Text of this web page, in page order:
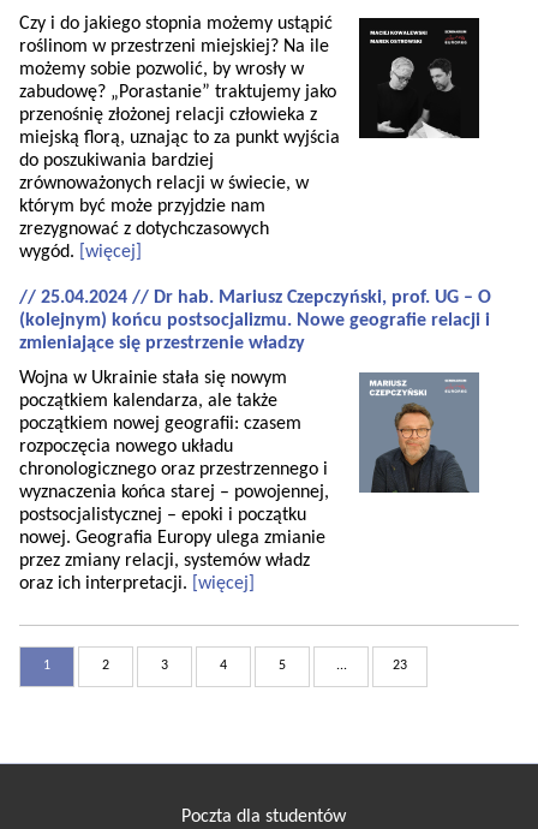
Czy i do jakiego stopnia możemy ustąpić
roślinom w przestrzeni miejskiej? Na ile
możemy sobie pozwolić, by wrosły w
zabudowę? „Porastanie” traktujemy jako
przenośnię złożonej relacji człowieka z
miejską florą, uznając to za punkt wyjścia
do poszukiwania bardziej
zrównoważonych relacji w świecie, w
którym być może przyjdzie nam
zrezygnować z dotychczasowych
wygód.
[więcej]
// 25.04.2024 // Dr hab. Mariusz Czepczyński, prof. UG – O
(kolejnym) końcu postsocjalizmu. Nowe geografie relacji i
zmieniające się przestrzenie władzy
Wojna w Ukrainie stała się nowym
początkiem kalendarza, ale także
początkiem nowej geografii: czasem
rozpoczęcia nowego układu
chronologicznego oraz przestrzennego i
wyznaczenia końca starej – powojennej,
postsocjalistycznej – epoki i początku
nowej. Geografia Europy ulega zmianie
przez zmiany relacji, systemów władz
oraz ich interpretacji.
[więcej]
1 2 3 4 5 ... 23
Poczta dla studentów